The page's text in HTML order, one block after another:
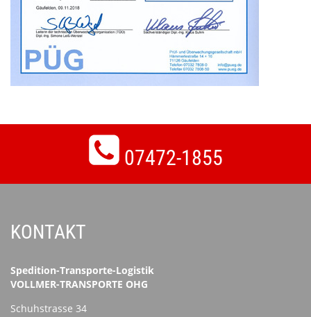
07472-1855
KONTAKT
Spedition-Transporte-Logistik
VOLLMER-TRANSPORTE OHG
Schuhstrasse 34